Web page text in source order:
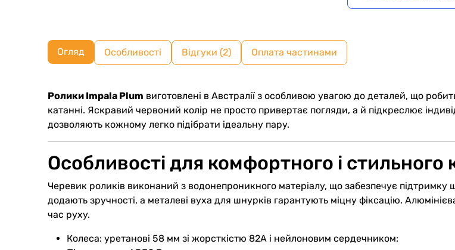
Огляд Особливості Відгуки (2) Оплата частинами
Ролики Impala Plum виготовлені в Австралії з особливою увагою до деталей, що
катанні. Яскравий червоний колір не просто привертає погляди, а й підкреслює
дозволяють кожному легко підібрати ідеальну пару.
Особливості для комфортного і стильного
Черевик роликів виконаний з водонепроникного матеріалу, що забезпечує
додають зручності, а металеві вуха для шнурків гарантують міцну фіксацію.
час руху.
Колеса: уретанові 58 мм зі жорсткістю 82A і нейлоновим сердечником;